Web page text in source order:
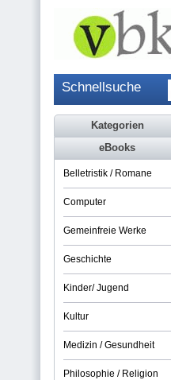
Schnellsuche
Kategorien
eBooks
Belletristik / Romane
Computer
Gemeinfreie Werke
Geschichte
Kinder/ Jugend
Kultur
Medizin / Gesundheit
Philosophie / Religion